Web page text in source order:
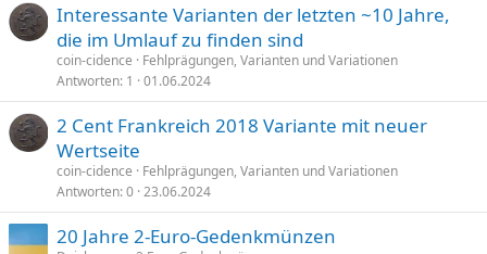
Interessante Varianten der letzten ~10 Jahre,
die im Umlauf zu finden sind
coin-cidence
Fehlprägungen, Varianten und Variationen
Antworten 1 01.06.2024
2 Cent Frankreich 2018 Variante mit neuer
Wertseite
coin-cidence
Fehlprägungen, Varianten und Variationen
Antworten 0 23.06.2024
20 Jahre 2-Euro-Gedenkmünzen